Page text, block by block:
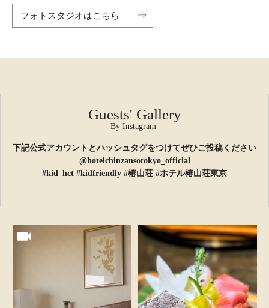
フォトスタジオはこちら
Guests' Gallery
By Instagram
下記公式アカウントとハッシュタグをつけてぜひご投稿ください
@hotelchinzansotokyo_official
#kid_hct #kidfriendly #椿山荘 #ホテル椿山荘東京